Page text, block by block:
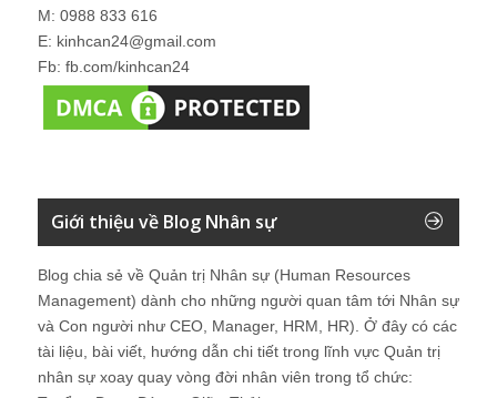
M: 0988 833 616
E: kinhcan24@gmail.com
Fb: fb.com/kinhcan24
Giới thiệu về Blog Nhân sự
Blog chia sẻ về Quản trị Nhân sự (Human Resources
Management) dành cho những người quan tâm tới Nhân sự
và Con người như CEO, Manager, HRM, HR). Ở đây có các
tài liệu, bài viết, hướng dẫn chi tiết trong lĩnh vực Quản trị
nhân sự xoay quay vòng đời nhân viên trong tổ chức: